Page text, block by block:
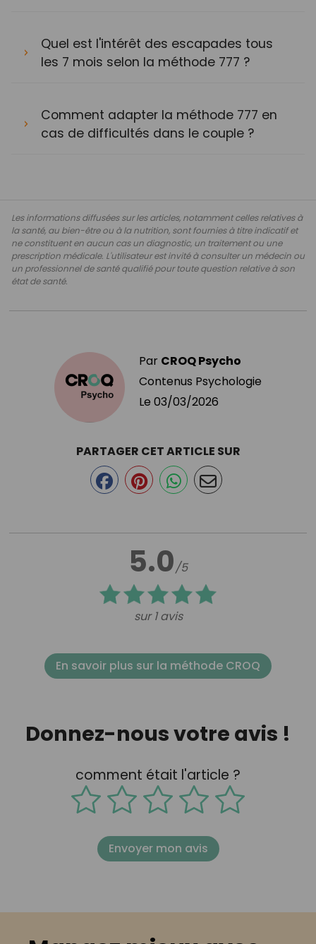
Quel est l'intérêt des escapades tous
les 7 mois selon la méthode 777 ?
Comment adapter la méthode 777 en
cas de difficultés dans le couple ?
Les informations diffusées sur les articles, notamment celles relatives à
la santé, au bien-être ou à la nutrition, sont fournies à titre indicatif et
ne constituent en aucun cas un diagnostic, un traitement ou une
prescription médicale. L'utilisateur est invité à consulter un médecin ou
un professionnel de santé qualifié pour toute question relative à son
état de santé.
Par CROQ Psycho
Contenus Psychologie
Le 03/03/2026
5.0/5
sur 1 avis
PARTAGER CET ARTICLE SUR
En savoir plus sur la méthode CROQ
Donnez-nous votre avis !
comment était l'article ?
Envoyer mon avis